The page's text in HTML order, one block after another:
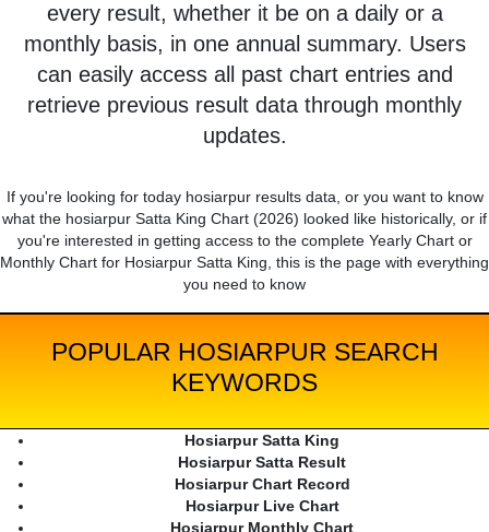
every result, whether it be on a daily or a
monthly basis, in one annual summary. Users
can easily access all past chart entries and
retrieve previous result data through monthly
updates.
If you're looking for today hosiarpur results data, or you want to know
what the hosiarpur Satta King Chart (2026) looked like historically, or if
you're interested in getting access to the complete Yearly Chart or
Monthly Chart for Hosiarpur Satta King, this is the page with everything
you need to know
POPULAR HOSIARPUR SEARCH
KEYWORDS
Hosiarpur Satta King
Hosiarpur Satta Result
Hosiarpur Chart Record
Hosiarpur Live Chart
Hosiarpur Monthly Chart